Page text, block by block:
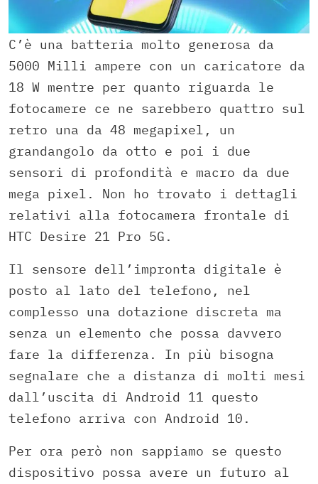
C’è una batteria molto generosa da
5000 Milli ampere con un caricatore da
18 W mentre per quanto riguarda le
fotocamere ce ne sarebbero quattro sul
retro una da 48 megapixel, un
grandangolo da otto e poi i due
sensori di profondità e macro da due
mega pixel. Non ho trovato i dettagli
relativi alla fotocamera frontale di
HTC Desire 21 Pro 5G.
Il sensore dell’impronta digitale è
posto al lato del telefono, nel
complesso una dotazione discreta ma
senza un elemento che possa davvero
fare la differenza. In più bisogna
segnalare che a distanza di molti mesi
dall’uscita di Android 11 questo
telefono arriva con Android 10.
Per ora però non sappiamo se questo
dispositivo possa avere un futuro al